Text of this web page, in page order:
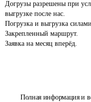
Полная информация и
Догрузы разрешены при
выгрузке после нас.
Погрузка и выгрузка
Закрепленный маршрут.
Заявка на месяц вперёд.